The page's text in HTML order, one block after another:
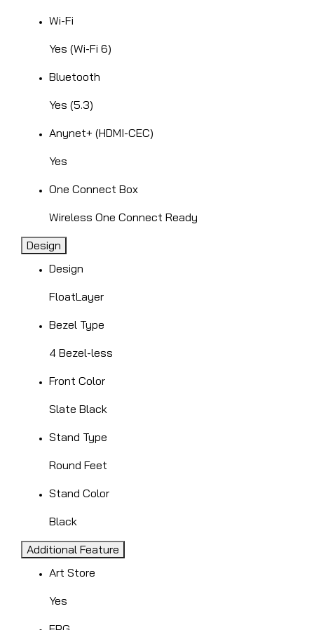
Wi-Fi
Yes (Wi-Fi 6)
Bluetooth
Yes (5.3)
Anynet+ (HDMI-CEC)
Yes
One Connect Box
Wireless One Connect Ready
Design
Design
FloatLayer
Bezel Type
4 Bezel-less
Front Color
Slate Black
Stand Type
Round Feet
Stand Color
Black
Additional Feature
Art Store
Yes